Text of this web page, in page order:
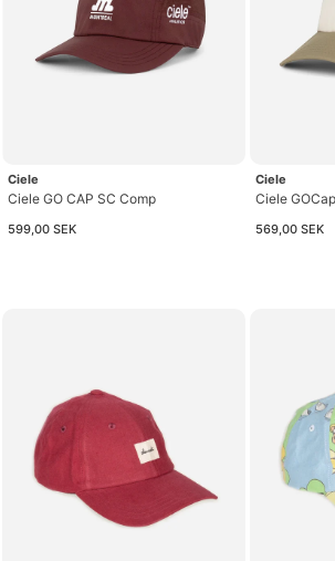
Ciele
Ciele GO CAP SC Comp
599,00 SEK
Ciele
Ciele
569,00 SEK